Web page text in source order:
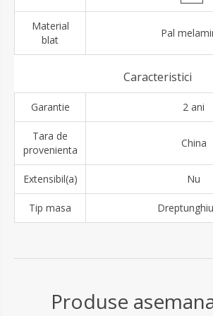
Material
blat
Pal
Caracteristici
Garantie 2 ani
Tara de
provenienta
China
Extensibil(a) Nu
Tip masa
Produse